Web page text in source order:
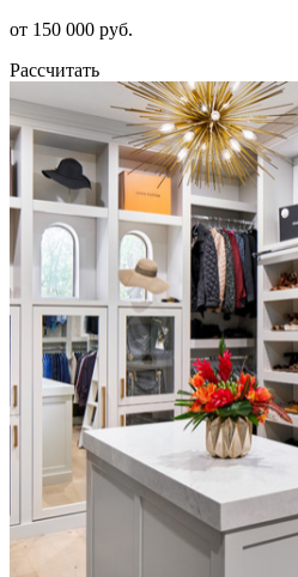
от 150 000 руб.
Рассчитать